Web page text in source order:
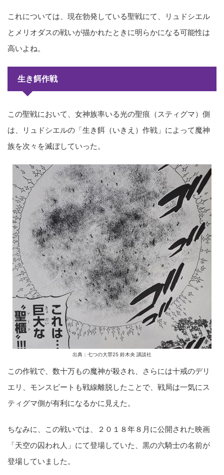
これについては、現在勃発している聖戦にて、リュドシエル
とメリオダスの戦いが描かれたときに明らかになる可能性は
高いよね。
生き餌作戦
この聖戦において、女神族率いる光の聖痕（スティグマ）側
は、リュドシエルの「生き餌（いきえ）作戦」によって魔神
族を次々を滅ぼしていった。
出典：七つの大罪25 鈴木央 講談社
この作戦で、数十万もの魔神が殺され、さらには十戒のデリ
エリ、モンスピートも戦線離脱したことで、戦局は一気にス
ティグマ側が有利になるかに見えた。
ちなみに、この戦いでは、２０１８年８月に公開された映画
「天空の囚われ人」にて登場していた、黒の六騎士の名前が
登場していました。